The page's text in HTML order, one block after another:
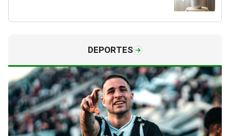
DEPORTES